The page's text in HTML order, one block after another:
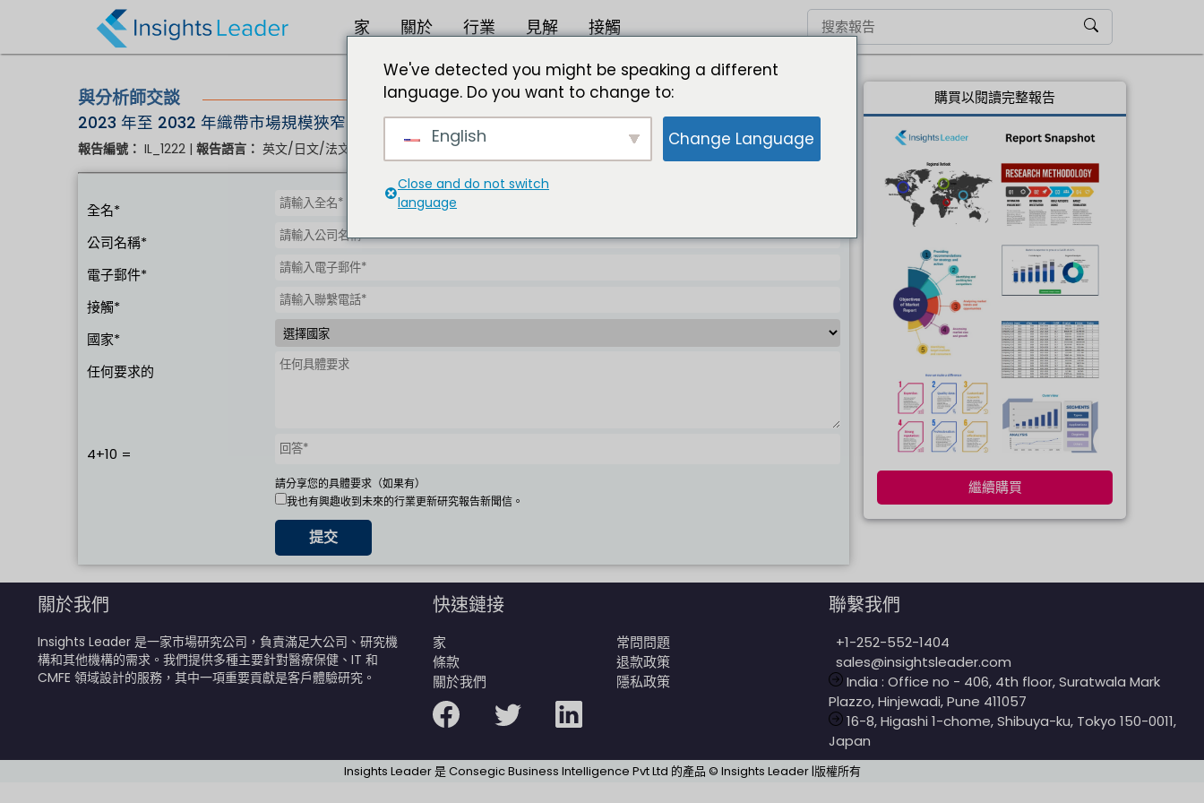
家 關於 行業 見解 接觸
與分析師交談
2023 年至 2032 年織帶市場規模狹窄
報告編號：IL_1222 |報告語言：英文/日文/法文/德文 | 紅外線 |
全名*
公司名稱*
電子郵件*
接觸*
國家*
任何要求的
4+10 =
請分享您的具體要求（如果有）
我也有興趣收到未來的行業更新研究報告新聞信。
購買以閱讀完整報告
繼續購買
關於我們
Insights Leader 是一家市場研究公司，負責滿足大公司、研究機
構和其他機構的需求。我們提供多種主要針對醫療保健、IT 和
CMFE 領域設計的服務，其中一項重要貢獻是客戶體驗研究。
快速鏈接
家
常問問題
條款
退款政策
關於我們
隱私政策
聯繫我們
+1-252-552-1404
sales@insightsleader.com
India : Office no - 406, 4th floor, Suratwala Mark
Plazzo, Hinjewadi, Pune 411057
16-8, Higashi 1-chome, Shibuya-ku, Tokyo 150-0011,
Japan
Insights Leader 是 Consegic Business Intelligence Pvt Ltd 的產品 © Insights Leader |版權所有
We've detected you might be speaking a different
language. Do you want to change to:
English Change Language
Close and do not switch
language